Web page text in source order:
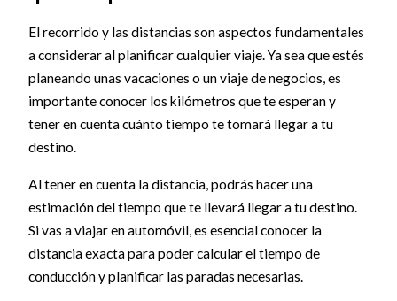
El recorrido y las distancias son aspectos fundamentales
a considerar al planificar cualquier viaje. Ya sea que estés
planeando unas vacaciones o un viaje de negocios, es
importante conocer los kilómetros que te esperan y
tener en cuenta cuánto tiempo te tomará llegar a tu
destino.
Al tener en cuenta la distancia, podrás hacer una
estimación del tiempo que te llevará llegar a tu destino.
Si vas a viajar en automóvil, es esencial conocer la
distancia exacta para poder calcular el tiempo de
conducción y planificar las paradas necesarias.